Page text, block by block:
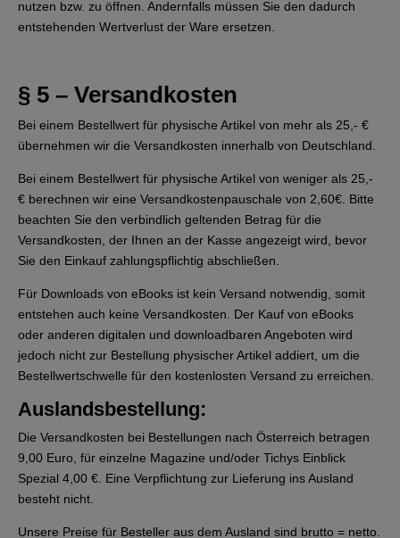
nutzen bzw. zu öffnen. Andernfalls müssen Sie den dadurch
entstehenden Wertverlust der Ware ersetzen.
§ 5 – Versandkosten
Bei einem Bestellwert für physische Artikel von mehr als 25,- €
übernehmen wir die Versandkosten innerhalb von Deutschland.
Bei einem Bestellwert für physische Artikel von weniger als 25,-
€ berechnen wir eine Versandkostenpauschale von 2,60€. Bitte
beachten Sie den verbindlich geltenden Betrag für die
Versandkosten, der Ihnen an der Kasse angezeigt wird, bevor
Sie den Einkauf zahlungspflichtig abschließen.
Für Downloads von eBooks ist kein Versand notwendig, somit
entstehen auch keine Versandkosten. Der Kauf von eBooks
oder anderen digitalen und downloadbaren Angeboten wird
jedoch nicht zur Bestellung physischer Artikel addiert, um die
Bestellwertschwelle für den kostenlosten Versand zu erreichen.
Auslandsbestellung:
Die Versandkosten bei Bestellungen nach Österreich betragen
9,00 Euro, für einzelne Magazine und/oder Tichys Einblick
Spezial 4,00 €. Eine Verpflichtung zur Lieferung ins Ausland
besteht nicht.
Unsere Preise für Besteller aus dem Ausland sind brutto = netto.